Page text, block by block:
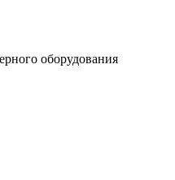
оборудования